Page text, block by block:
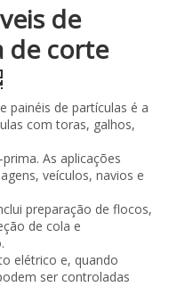
de
de corte
painéis de partículas é a
com toras, galhos,
As aplicações
veículos, navios e
preparação de flocos,
de cola e
elétrico e, quando
ser controladas